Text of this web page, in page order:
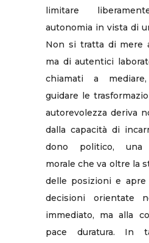
limitare
autonomia in vista di
Non si tratta di mere
ma di autentici
chiamati a
guidare le
autorevolezza deriva
dalla capacità di
dono politico, una
morale che va oltre la
delle posizioni e
decisioni orientate
immediato, ma alla
pace duratura. In